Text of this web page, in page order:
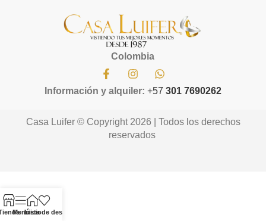
Colombia
Información y alquiler: +57 301 7690262
Casa Luifer © Copyright 2026 | Todos los derechos
reservados
MenúInicio
Lista de deseos